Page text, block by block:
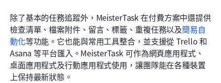
除了基本的任務追蹤外，MeisterTask 在付費方案中還提供
檢查清單、檔案附件、留言、標籤、重複任務以及簡易自
動化等功能。它也能與常用工具整合，並支援從 Trello 和
Asana 等平台匯入。MeisterTask 可作為網頁應用程式、
桌面應用程式及行動應用程式使用，讓團隊能在各種裝置
上保持最新狀態。